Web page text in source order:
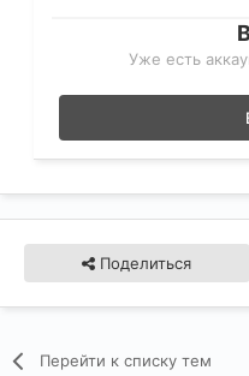
Уже есть
Поделиться
Перейти к списку тем